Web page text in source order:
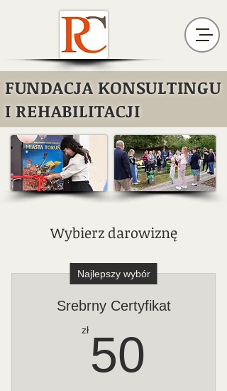
FUNDACJA KONSULTINGU
I REHABILITACJI
Wybierz darowiznę
Najlepszy wybór
Srebrny Certyfikat
zł 50